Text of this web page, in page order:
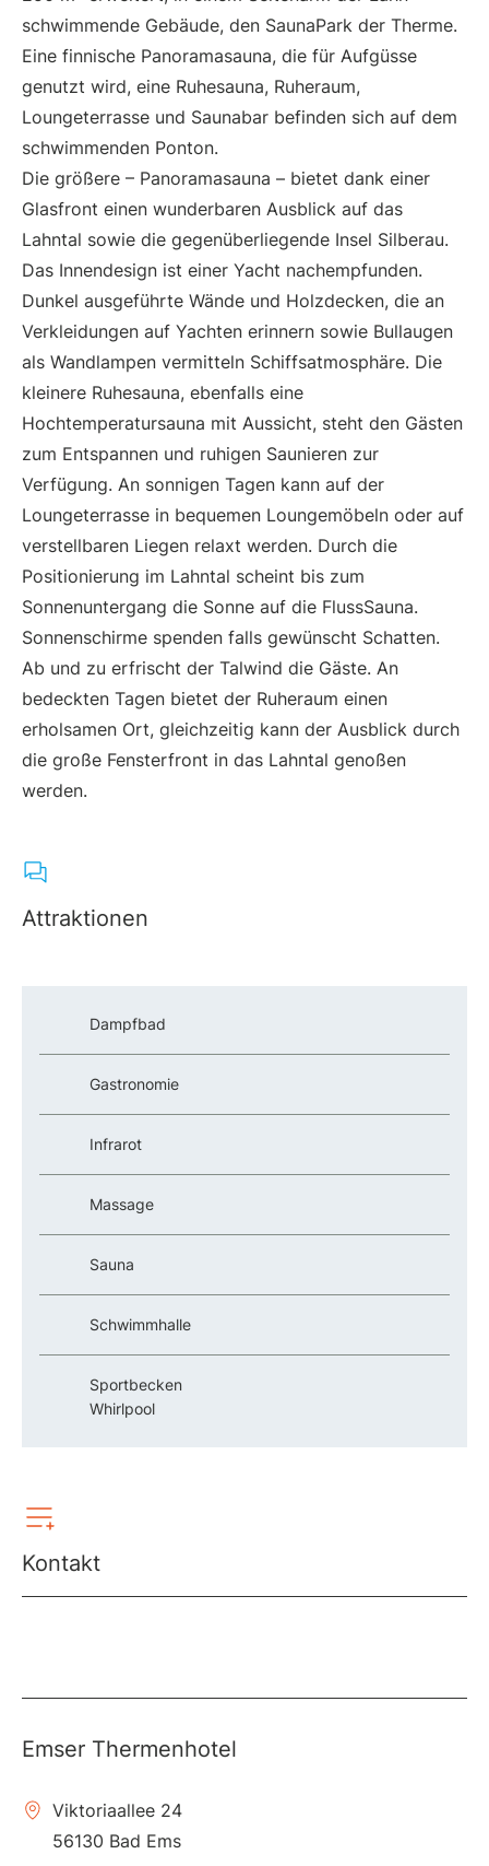
schwimmende Gebäude, den SaunaPark der Therme.
Eine finnische Panoramasauna, die für Aufgüsse
genutzt wird, eine Ruhesauna, Ruheraum,
Loungeterrasse und Saunabar befinden sich auf dem
schwimmenden Ponton.
Die größere – Panoramasauna – bietet dank einer
Glasfront einen wunderbaren Ausblick auf das
Lahntal sowie die gegenüberliegende Insel Silberau.
Das Innendesign ist einer Yacht nachempfunden.
Dunkel ausgeführte Wände und Holzdecken, die an
Verkleidungen auf Yachten erinnern sowie Bullaugen
als Wandlampen vermitteln Schiffsatmosphäre. Die
kleinere Ruhesauna, ebenfalls eine
Hochtemperatursauna mit Aussicht, steht den Gästen
zum Entspannen und ruhigen Saunieren zur
Verfügung. An sonnigen Tagen kann auf der
Loungeterrasse in bequemen Loungemöbeln oder auf
verstellbaren Liegen relaxt werden. Durch die
Positionierung im Lahntal scheint bis zum
Sonnenuntergang die Sonne auf die FlussSauna.
Sonnenschirme spenden falls gewünscht Schatten.
Ab und zu erfrischt der Talwind die Gäste. An
bedeckten Tagen bietet der Ruheraum einen
erholsamen Ort, gleichzeitig kann der Ausblick durch
die große Fensterfront in das Lahntal genoßen
werden.
Attraktionen
Dampfbad
Gastronomie
Infrarot
Massage
Sauna
Schwimmhalle
Sportbecken
Whirlpool
Kontakt
Emser Thermenhotel
Viktoriaallee 24
56130 Bad Ems